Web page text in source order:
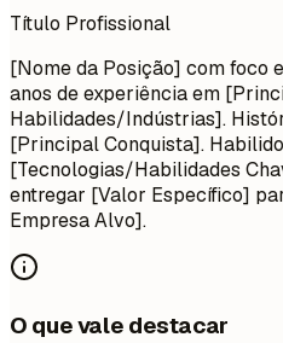
Título Profissional
[Nome da Posição] com foco
anos de experiência em
Habilidades/Indústrias].
[Principal Conquista].
[Tecnologias/Habilidades
entregar [Valor Específico]
Empresa Alvo].
O que vale destacar